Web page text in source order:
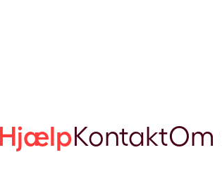
HjælpKontaktOm